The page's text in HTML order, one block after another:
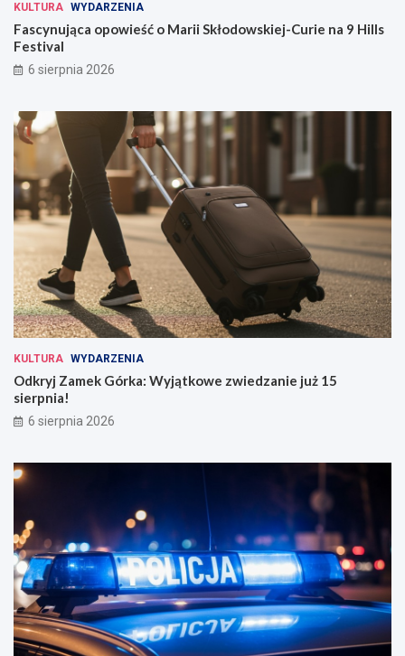
KULTURA WYDARZENIA
Fascynująca opowieść o Marii Skłodowskiej-Curie na 9 Hills
Festival
6 sierpnia 2026
KULTURA WYDARZENIA
Odkryj Zamek Górka: Wyjątkowe zwiedzanie już 15
sierpnia!
6 sierpnia 2026